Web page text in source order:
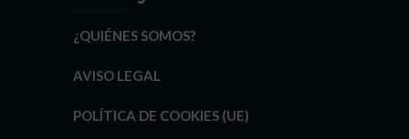
¿QUIÉNES SOMOS?
AVISO LEGAL
POLÍTICA DE COOKIES (UE)